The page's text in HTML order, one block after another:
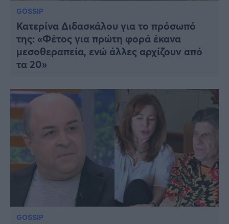
GOSSIP
Κατερίνα Διδασκάλου για το πρόσωπό
της: «Φέτος για πρώτη φορά έκανα
μεσοθεραπεία, ενώ άλλες αρχίζουν από
τα 20»
GOSSIP